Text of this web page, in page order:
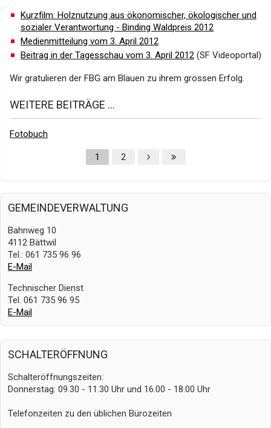
Kurzfilm: Holznutzung aus ökonomischer, ökologischer und
sozialer Verantwortung - Binding Waldpreis 2012
Medienmitteilung vom 3. April 2012
Beitrag in der Tagesschau vom 3. April 2012 (SF Videoportal)
Wir gratulieren der FBG am Blauen zu ihrem grossen Erfolg.
WEITERE BEITRÄGE ...
Fotobuch
1 2
GEMEINDEVERWALTUNG
Bahnweg 10
4112 Bättwil
Tel.: 061 735 96 96
E-Mail
Technischer Dienst
Tel. 061 735 96 95
E-Mail
SCHALTERÖFFNUNG
Schalteröffnungszeiten:
Donnerstag: 09.30 - 11.30 Uhr und 16.00 - 18.00 Uhr
Telefonzeiten zu den üblichen Bürozeiten